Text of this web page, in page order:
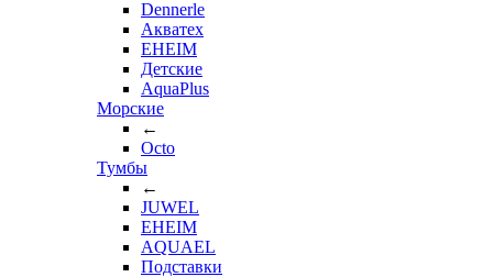
Dennerle
Акватех
EHEIM
Детские
AquaPlus
Морские
←
Octo
Тумбы
←
JUWEL
EHEIM
AQUAEL
Подставки